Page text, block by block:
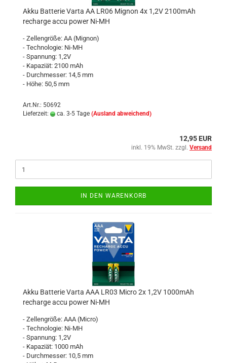
Akku Batterie Varta AA LR06 Mignon 4x 1,2V 2100mAh
recharge accu power Ni-MH
- Zellengröße: AA (Mignon)
- Technologie: Ni-MH
- Spannung: 1,2V
- Kapaziät: 2100 mAh
- Durchmesser: 14,5 mm
- Höhe: 50,5 mm
Art.Nr.: 50692
Lieferzeit:
ca. 3-5 Tage (Ausland abweichend)
12,95 EUR
inkl. 19% MwSt. zzgl. Versand
IN DEN WARENKORB
Akku Batterie Varta AAA LR03 Micro 2x 1,2V 1000mAh
recharge accu power Ni-MH
- Zellengröße: AAA (Micro)
- Technologie: Ni-MH
- Spannung: 1,2V
- Kapaziät: 1000 mAh
- Durchmesser: 10,5 mm